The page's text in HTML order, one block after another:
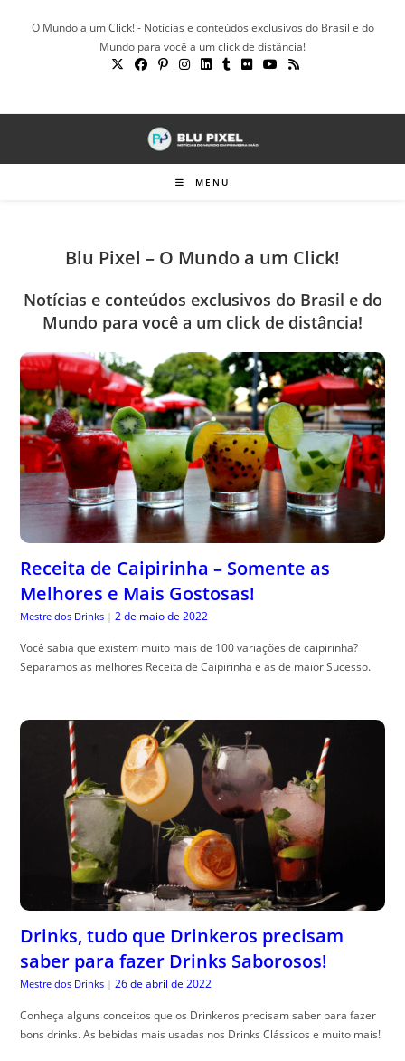
O Mundo a um Click! - Notícias e conteúdos exclusivos do Brasil e do
Mundo para você a um click de distância!
MENU
Blu Pixel – O Mundo a um Click!
Notícias e conteúdos exclusivos do Brasil e do
Mundo para você a um click de distância!
Receita de Caipirinha – Somente as
Melhores e Mais Gostosas!
Mestre dos Drinks | 2 de maio de 2022
Você sabia que existem muito mais de 100 variações de caipirinha?
Separamos as melhores Receita de Caipirinha e as de maior Sucesso.
Drinks, tudo que Drinkeros precisam
saber para fazer Drinks Saborosos!
Mestre dos Drinks | 26 de abril de 2022
Conheça alguns conceitos que os Drinkeros precisam saber para fazer
bons drinks. As bebidas mais usadas nos Drinks Clássicos e muito mais!